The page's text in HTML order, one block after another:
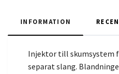
INFORMATION
Injektor till skumsystem
separat slang.